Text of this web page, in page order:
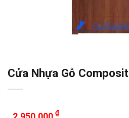
Cửa Nhựa Gỗ
₫